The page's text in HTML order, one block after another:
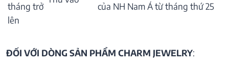
tháng trở
lên
của NH Nam Á từ tháng thứ 25
ĐỐI VỚI DÒNG SẢN PHẨM CHARM JEWELRY: